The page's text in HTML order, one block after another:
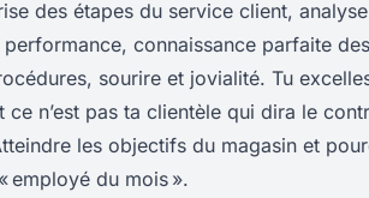
des étapes du service client,
connaissance parfaite
sourire et jovialité. Tu
ce n’est pas ta clientèle qui dira le
les objectifs du magasin et
employé du mois ».